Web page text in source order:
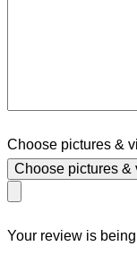
Choose pictures &
Choose pictures &
Your review is